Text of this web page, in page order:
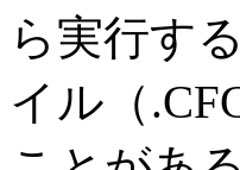
ら実行す
イル（